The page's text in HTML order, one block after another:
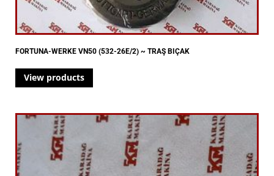
FORTUNA-WERKE VN50 (532-26E/2) ~ TRAŞ BIÇAK
View products